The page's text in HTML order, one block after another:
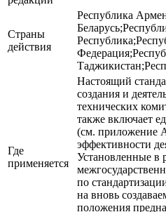
Страны
действия
Республика
Где
применяется
Настоящий
создания и
технических
также включает
(см. приложение
эффективности
Установленные в
по
на вновь
положения